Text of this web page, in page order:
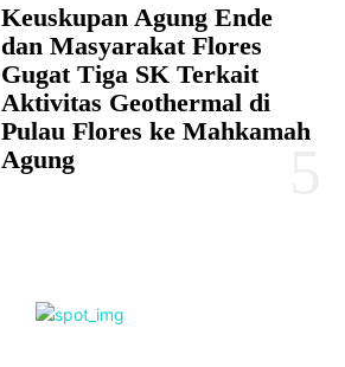
Keuskupan Agung Ende
dan Masyarakat Flores
Gugat Tiga SK Terkait
Aktivitas Geothermal di
Pulau Flores ke Mahkamah
Agung